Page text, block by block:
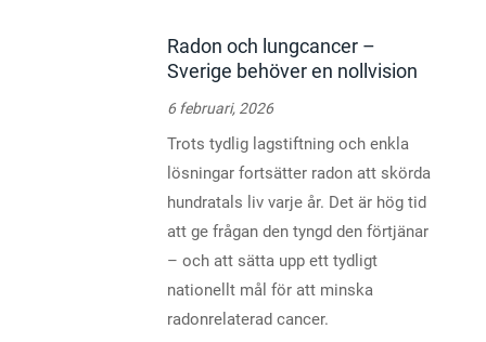
Radon och lungcancer –
Sverige behöver en nollvision
6 februari, 2026
Trots tydlig lagstiftning och enkla
lösningar fortsätter radon att skörda
hundratals liv varje år. Det är hög tid
att ge frågan den tyngd den förtjänar
– och att sätta upp ett tydligt
nationellt mål för att minska
radonrelaterad cancer.